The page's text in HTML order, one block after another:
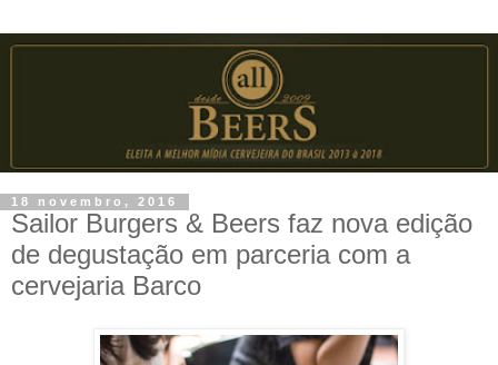
18 novembro, 2016
Sailor Burgers & Beers faz nova edição
de degustação em parceria com a
cervejaria Barco